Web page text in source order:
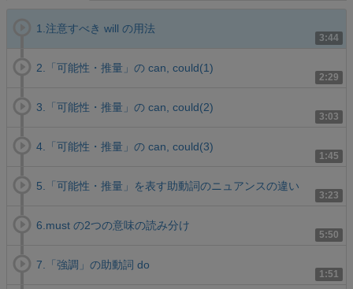
3:44
1.注意すべき will の用法
2:29
2.「可能性・推量」の can, could(1)
3:03
3.「可能性・推量」の can, could(2)
1:45
4.「可能性・推量」の can, could(3)
3:23
5.「可能性・推量」を表す助動詞のニュアンスの違い
5:50
6.must の2つの意味の読み分け
1:51
7.「強調」の助動詞 do